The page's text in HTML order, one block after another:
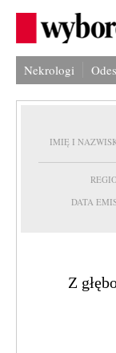
Nekrologi Odeszli
IMIĘ I NAZWISKO:
REGION:
DATA EMISJI: